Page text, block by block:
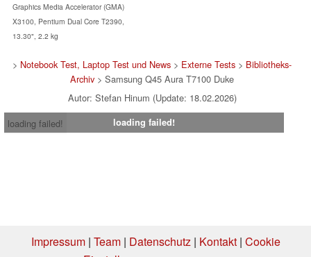
Graphics Media Accelerator (GMA)
X3100, Pentium Dual Core T2390,
13.30", 2.2 kg
> Notebook Test, Laptop Test und News > Externe Tests > Bibliotheks-
Archiv > Samsung Q45 Aura T7100 Duke
Autor: Stefan Hinum (Update: 18.02.2026)
loading failed!
loading failed!
Impressum| Team| Datenschutz| Kontakt| Cookie